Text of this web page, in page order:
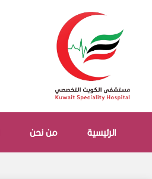
الرئيسية من نحن